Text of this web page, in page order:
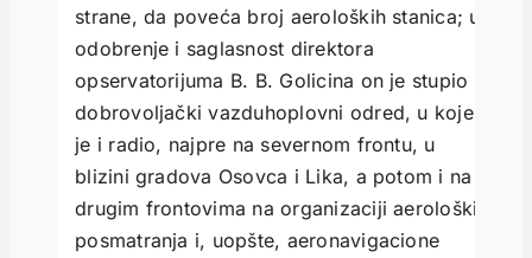
strane, da poveća broj aeroloških stanica; uz
odobrenje i saglasnost direktora
opservatorijuma B. B. Golicina on je stupio u
dobrovoljački vazduhoplovni odred, u kojem
je i radio, najpre na severnom frontu, u
blizini gradova Osovca i Lika, a potom i na
drugim frontovima na organizaciji aeroloških
posmatranja i, uopšte, aeronavigacione